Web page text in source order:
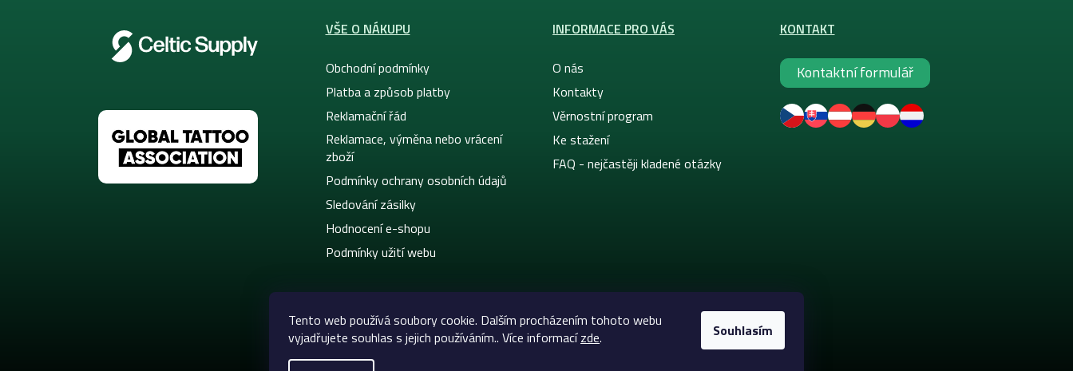
Tento web používá soubory cookie. Dalším procházením tohoto webu
vyjadřujete souhlas s jejich používáním.. Více informacízde. Souhlasím
VŠE O NÁKUPU
Obchodní podmínky
Platba a způsob platby
Reklamační řád
Reklamace, výměna nebo vrácení
zboží
Podmínky ochrany osobních údajů
Sledování zásilky
Hodnocení e-shopu
Podmínky užití webu
INFORMACE PRO VÁS
O nás
Kontakty
Věrnostní program
Ke stažení
FAQ - nejčastěji kladené otázky
KONTAKT
Kontaktní formulář